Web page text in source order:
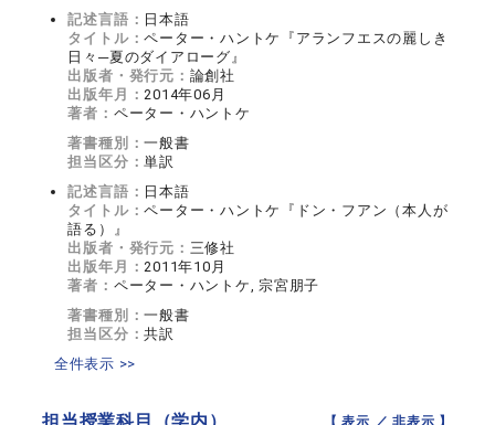
記述言語： 日本語
タイトル：ペーター・ハントケ『アランフエスの麗しき
日々─夏のダイアローグ』
出版者・発行元： 論創社
出版年月：2014年06月
著者： ペーター・ハントケ
著書種別：一般書
担当区分：単訳
記述言語： 日本語
タイトル：ペーター・ハントケ『ドン・フアン（本人が
語る）』
出版者・発行元： 三修社
出版年月：2011年10月
著者： ペーター・ハントケ, 宗宮朋子
著書種別：一般書
担当区分：共訳
全件表示 >>